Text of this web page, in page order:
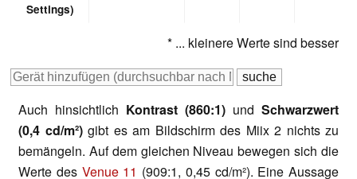
Settings)
* ... kleinere Werte sind besser
Auch hinsichtlich Kontrast (860:1) und Schwarzwert
(0,4 cd/m²)gibt es am Bildschirm des Miix 2 nichts zu
bemängeln. Auf dem gleichen Niveau bewegen sich die
Werte des Venue 11 (909:1, 0,45 cd/m²). Eine Aussage